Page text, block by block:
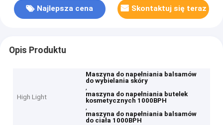
Najlepsza cena Skontaktuj się teraz
Opis Produktu
High Light
Maszyna do napełniania balsamów
do wybielania skóry
,
maszyna do napełniania butelek
kosmetycznych 1000BPH
,
maszyna do napełniania balsamów
do ciała 1000BPH